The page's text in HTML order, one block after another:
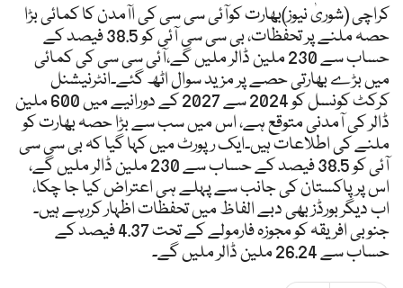
کراچی (شوریٰ نیوز)بھارت کوآئی سی سی کی اآمدن کا کمائی بڑا
حصہ ملنے پر تحفظات، بی سی سی آئی کو 38.5 فیصد کے
حساب سے 230 ملین ڈالر ملیں گے،آئی سی سی کی کمائی
میں بڑے بھارتی حصے پر مزید سوال اٹھ گئے۔انٹرنیشنل
کرکٹ کونسل کو 2024 سے 2027 کے دورانیے میں 600 ملین
ڈالر کی آمدنی متوقع ہے، اس میں سب سے بڑا حصہ بھارت کو
ملنے کی اطلاعات ہیں۔ایک رپورٹ میں کہا گیا کہ بی سی سی
آئی کو 38.5 فیصد کے حساب سے 230 ملین ڈالر ملیں گے،
اس پر پاکستان کی جانب سے پہلے ہی اعتراض کیا جا چکا،
اب دیگر بورڈز بھی دبے الفاظ میں تحفظات اظہار کررہے ہیں۔
جنوبی افریقہ کو مجوزہ فارمولے کے تحت 4.37 فیصد کے
حساب سے 26.24 ملین ڈالر ملیں گے۔